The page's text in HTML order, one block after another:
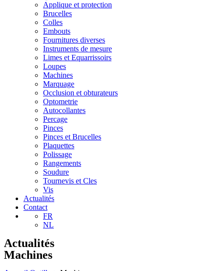
Applique et protection
Brucelles
Colles
Embouts
Fournitures diverses
Instruments de mesure
Limes et Equarrissoirs
Loupes
Machines
Marquage
Occlusion et obturateurs
Optometrie
Autocollantes
Percage
Pinces
Pinces et Brucelles
Plaquettes
Polissage
Rangements
Soudure
Tournevis et Cles
Vis
Actualités
Contact
FR
NL
Actualités
Machines